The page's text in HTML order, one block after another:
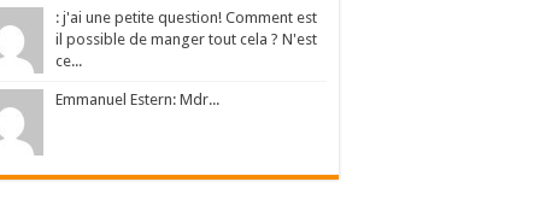
: j'ai une petite question! Comment est
il possible de manger tout cela ? N'est
ce...
Emmanuel Estern: Mdr...